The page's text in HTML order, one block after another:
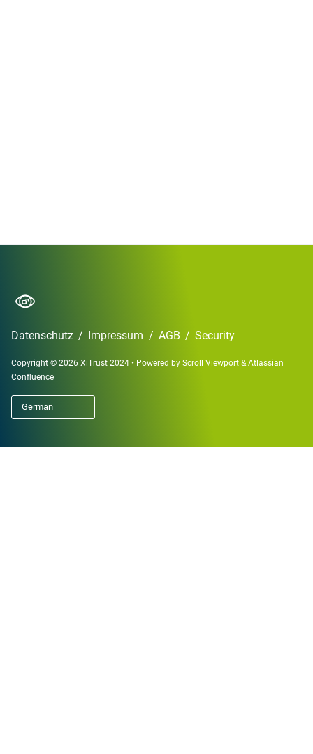
Datenschutz / Impressum / AGB / Security
Copyright © 2026 XiTrust 2024 • Powered by Scroll Viewport &Atlassian
Confluence
German